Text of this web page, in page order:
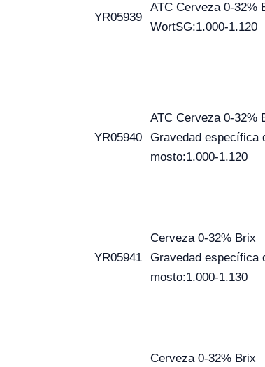
YR05939
ATC Cerveza 0-32%
WortSG:1.000-1.120
YR05940
ATC Cerveza 0-32%
Gravedad específica
mosto:1.000-1.120
YR05941
Cerveza 0-32% Brix
Gravedad específica
mosto:1.000-1.130
Cerveza 0-32% Brix